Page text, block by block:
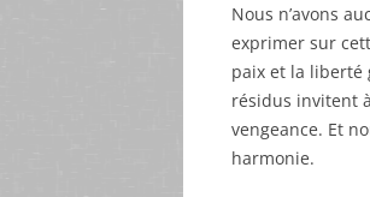
Nous n’avons
exprimer sur
paix et la liberté
résidus invitent
vengeance. Et
harmonie.